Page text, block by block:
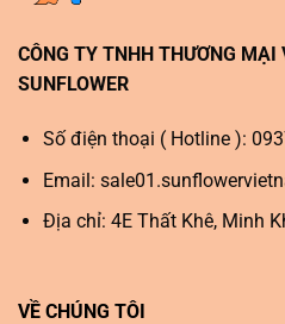
CÔNG TY TNHH THƯƠNG
SUNFLOWER
Số điện thoại ( Hotline ):
Email:
Địa chỉ: 4E Thất Khê, Minh
VỀ CHÚNG TÔI